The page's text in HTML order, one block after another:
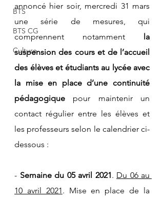
BTS
BTS CG
Culture
annoncé hier soir, mercredi 31 mars
une série de mesures, qui
comprennent notamment la
suspension des cours et de l’accueil
des élèves et étudiants au lycée avec
la mise en place d’une continuité
pédagogique pour maintenir un
contact régulier entre les élèves et
les professeurs selon le calendrier ci-
dessous :
- Semaine du 05 avril 2021. Du 06 au
10 avril 2021. Mise en place de la